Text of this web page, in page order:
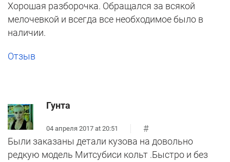
Хорошая разборочка. Обращался за всякой
мелочевкой и всегда все необходимое было в
наличии.
Отзыв
Гунта
04 апреля 2017 at 20:51
#
Были заказаны детали кузова на довольно
редкую модель Митсубиси кольт .Быстро и без